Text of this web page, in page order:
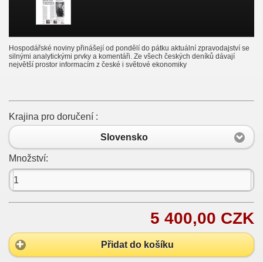
Hospodářské noviny přinášejí od pondělí do pátku aktuální zpravodajství se
silnými analytickými prvky a komentáři. Ze všech českých deníků dávají
největší prostor informacím z české i světové ekonomiky
Krajina pro doručení :
Slovensko
Množství:
5 400,00 CZK
Přidat do košíku